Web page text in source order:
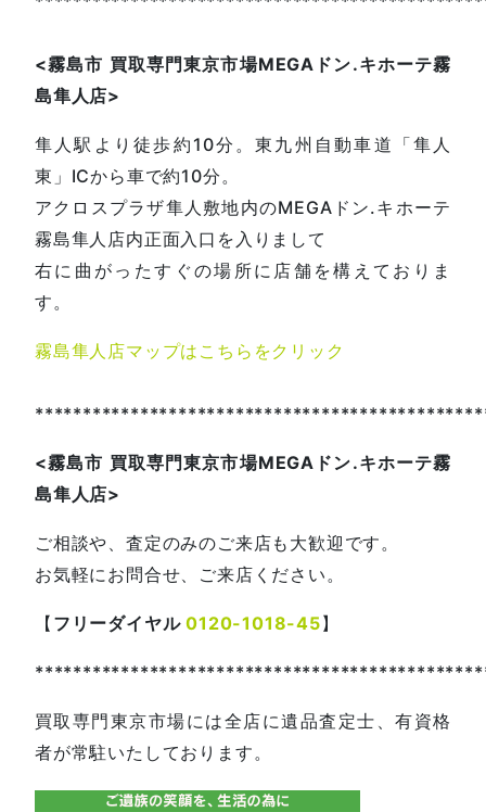
<霧島市 買取専門東京市場MEGA ドン.キホーテ霧
島隼人店>
隼人駅より徒歩約10分。東九州自動車道「隼人
東」ICから車で約10分。
アクロスプラザ隼人敷地内のMEGAドン.キホーテ
霧島隼人店内正面入口を入りまして
右に曲がったすぐの場所に店舗を構えておりま
す。
霧島隼人店マップはこちらをクリック
<霧島市 買取専門東京市場MEGA ドン.キホーテ霧
島隼人店>
ご相談や、査定のみのご来店も大歓迎です。
お気軽にお問合せ、ご来店ください。
【 フリーダイヤル0120-1018-45】
買取専門東京市場には全店に遺品査定士、有資格
者が常駐いたしております。